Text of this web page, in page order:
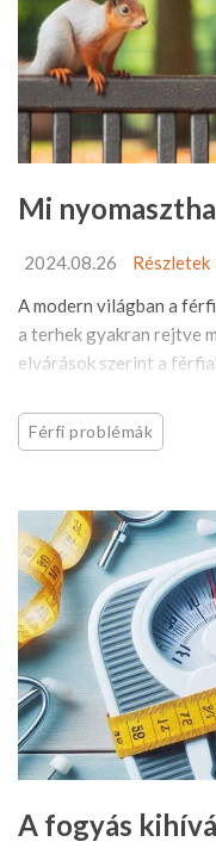
Mi
2024.08.26
Részletek
A modern világban a
a terhek gyakran rejtve
elvárások szerint a
Férfi problémák
A fogyás